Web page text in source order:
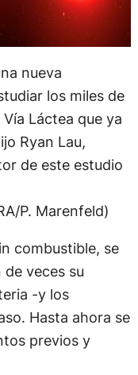
nueva
los miles de
Láctea que ya
Ryan Lau,
de este estudio
P. Marenfeld)
combustible, se
veces su
-y los
Hasta ahora se
previos y